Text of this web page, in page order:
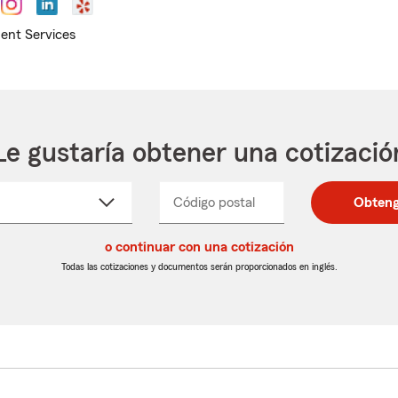
Services
gustaría obtener una
Código postal
postal
de
postal
de
_____
o continuar con una cotización
Todas las cotizaciones y documentos serán proporcionados en inglés.